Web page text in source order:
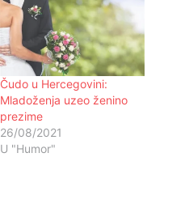
Čudo u Hercegovini:
Mladoženja uzeo ženino
prezime
26/08/2021
U "Humor"